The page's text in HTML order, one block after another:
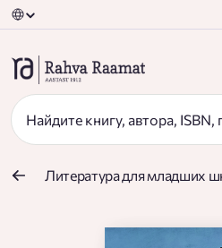
Литература для младших